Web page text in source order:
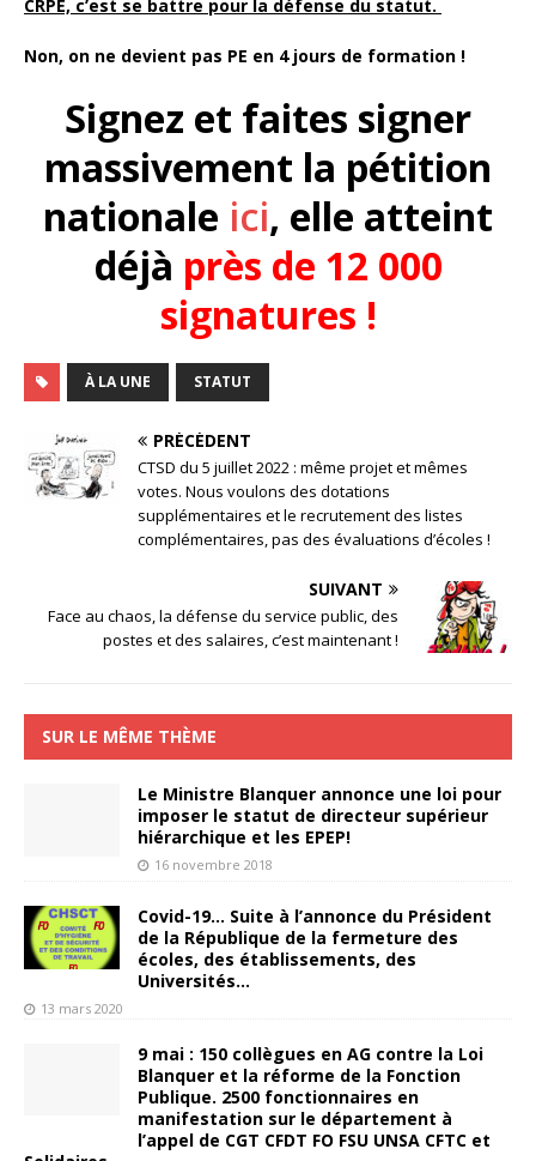
CRPE, c’est se battre pour la défense du statut.
Non, on ne devient pas PE en 4 jours de formation !
Signez et faites signer
massivement la pétition
nationale ici, elle atteint
déjà près de 12 000
signatures !
À LA UNE STATUT
PRÉCÉDENT
CTSD du 5 juillet 2022 : même projet et mêmes
votes. Nous voulons des dotations
supplémentaires et le recrutement des listes
complémentaires, pas des évaluations d’écoles !
SUIVANT
Face au chaos, la défense du service public, des
postes et des salaires, c’est maintenant !
SUR LE MÊME THÈME
Le Ministre Blanquer annonce une loi pour
imposer le statut de directeur supérieur
hiérarchique et les EPEP!
16 novembre 2018
Covid-19… Suite à l’annonce du Président
de la République de la fermeture des
écoles, des établissements, des
Universités…
13 mars 2020
9 mai : 150 collègues en AG contre la Loi
Blanquer et la réforme de la Fonction
Publique. 2500 fonctionnaires en
manifestation sur le département à
l’appel de CGT CFDT FO FSU UNSA CFTC et